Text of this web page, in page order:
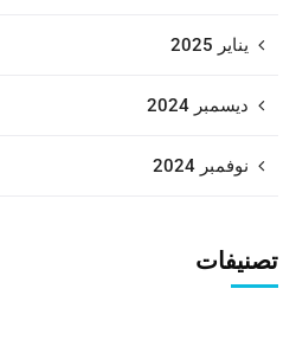
يناير 2025
ديسمبر 2024
نوفمبر 2024
تصنيفات